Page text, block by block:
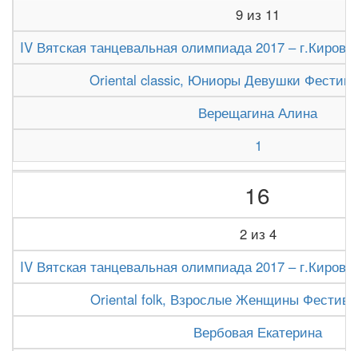
9 из 11
IV Вятская танцевальная олимпиада 2017 – г.Киров
Oriental classic, Юниоры Девушки
Верещагина Алина
1
16
2 из 4
IV Вятская танцевальная олимпиада 2017 – г.Киров
Oriental folk, Взрослые Женщины
Вербовая Екатерина